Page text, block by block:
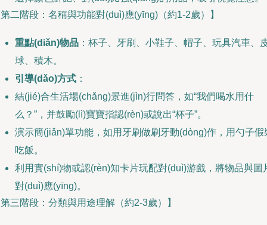
二階段：名稱與功能對(duì)應(yīng)（約1-2歲）】
重點(diǎn)物品 ：杯子、牙刷、小鞋子、帽子、玩具汽車、
球、積木。
引導(dǎo)方式 ：
結(jié)合生活場(chǎng)景進(jìn)行問答，如“我們喝水用什
么？”，并鼓勵(lì)寶寶指認(rèn)或說出“杯子”。
演示簡(jiǎn)單功能，如用牙刷做刷牙動(dòng)作，用勺子假
吃飯。
利用實(shí)物或認(rèn)知卡片玩配對(duì)游戲，將物品與圖
對(duì)應(yīng)。
三階段：分類與用途理解（約2-3歲）】